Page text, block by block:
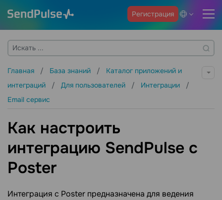
Регистрация
Главная База знаний
Каталог приложений и
интеграций
Для пользователей
Интеграции
Email сервис
Как настроить
интеграцию SendPulse с
Poster
Интеграция с Poster предназначена для ведения